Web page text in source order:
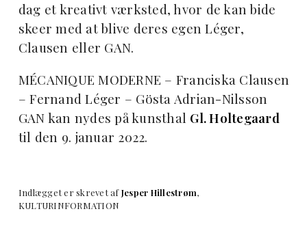
dag et kreativt værksted, hvor de kan bide
skeer med at blive deres egen Léger,
Clausen eller GAN.
MÉCANIQUE MODERNE – Franciska Clausen
– Fernand Léger – Gösta Adrian-Nilsson
GAN kan nydes på kunsthal Gl. Holtegaard
til den 9. januar 2022.
Indlægget er skrevet afJesper Hillestrøm,
KULTURINFORMATION